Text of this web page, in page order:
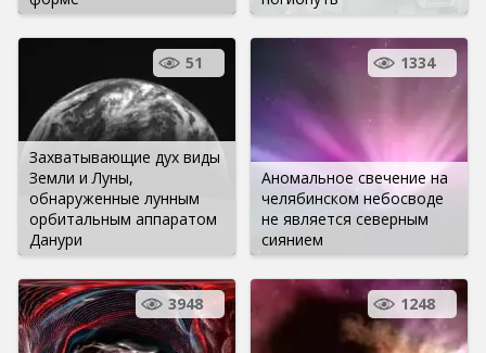
Захватывающие дух виды
Земли и Луны,
обнаруженные лунным
орбитальным аппаратом
Данури
51
Аномальное свечение на
челябинском небосводе
не является северным
сиянием
1334
3948 1248